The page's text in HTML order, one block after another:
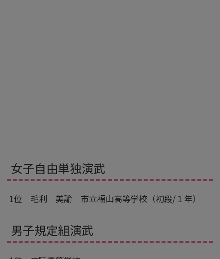
女子自由単独演武
1位 毛利 美諭 市立福山高等学校（初段/１年）
男子規定組演武